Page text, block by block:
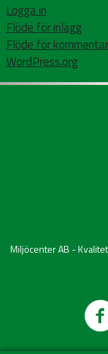
Logga in
Flöde för inlägg
Flöde för
WordPress.org
Miljöcenter AB -